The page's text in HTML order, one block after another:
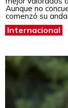
Aunque no
comenzó su
Internacional